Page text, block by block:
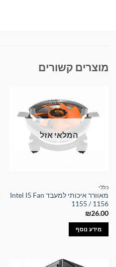
מוצרים קשורים
המלאי אזל
כללי
מאוורר איכותי למעבד Intel I5 Fan
1155 / 1156
₪26.00
מידע נוסף